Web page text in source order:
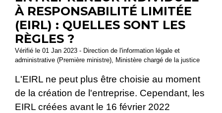
À RESPONSABILITÉ LIMITÉE
(EIRL) : QUELLES SONT LES
RÈGLES ?
Vérifié le 01 Jan 2023 - Direction de l'information légale et
administrative (Première ministre), Ministère chargé de la justice
L'EIRL ne peut plus être choisie au moment
de la création de l'entreprise. Cependant, les
EIRL créées avant le 16 février 2022